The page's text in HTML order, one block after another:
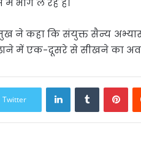
भाग ले रहे हैं।
ने कहा कि संयुक्त सैन्य
में एक-दूसरे से सीखने का अवसर
Twitter
LinkedInTumblr